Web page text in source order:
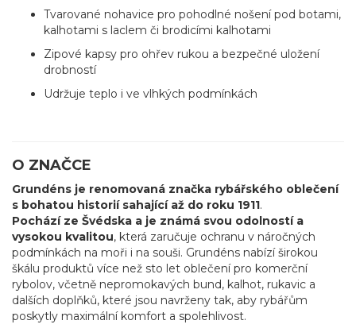
Tvarované nohavice pro pohodlné nošení pod botami,
kalhotami s laclem či brodicími kalhotami
Zipové kapsy pro ohřev rukou a bezpečné uložení
drobností
Udržuje teplo i ve vlhkých podmínkách
O ZNAČCE
Grundéns je renomovaná značka rybářského oblečení
s bohatou historií sahající až do roku 1911.
Pochází ze Švédska a je známá svou odolností a
vysokou kvalitou, která zaručuje ochranu v náročných
podmínkách na moři i na souši. Grundéns nabízí širokou
škálu produktů více než sto let oblečení pro komerční
rybolov, včetně nepromokavých bund, kalhot, rukavic a
dalších doplňků, které jsou navrženy tak, aby rybářům
poskytly maximální komfort a spolehlivost.